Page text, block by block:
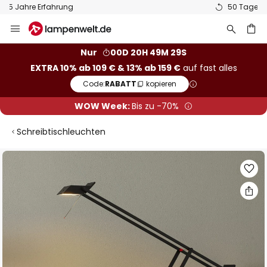
Inhalt
Nur
00D 20H 49M 29S
EXTRA 10% ab 109 € & 13% ab 159 €auf fast alles
Code:RABATT kopieren
WOW Week:Bis zu -70%
Schreibtischleuchten
Zum
der